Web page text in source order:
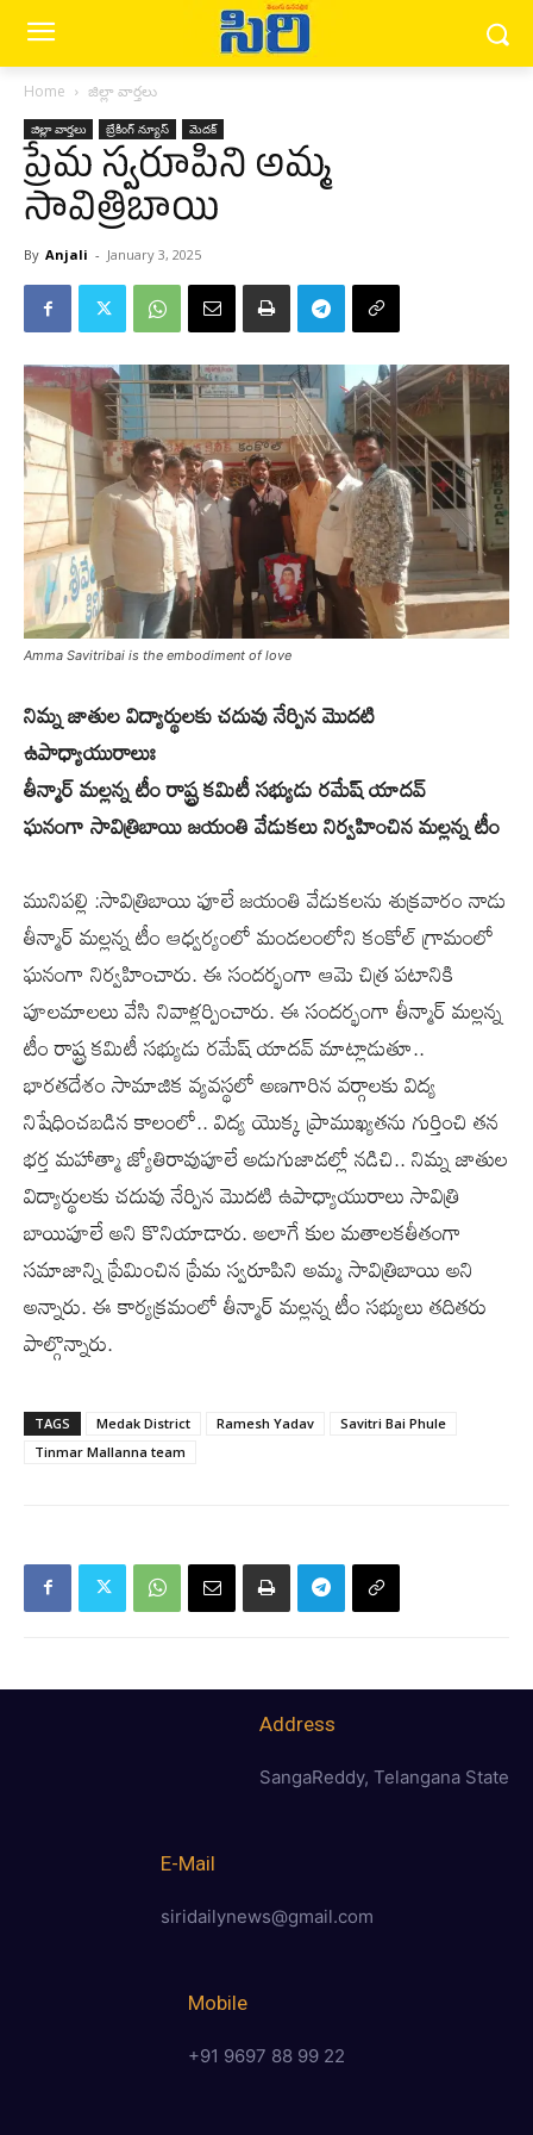
Home జిల్లా వార్త‌లు
జిల్లా వార్త‌లు బ్రేకింగ్ న్యూస్‌ మెద‌క్
ప్రేమ స్వరూపిని అమ్మ
సావిత్రిబాయి
By Anjali - January 3, 2025
Amma Savitribai is the embodiment of love
నిమ్న జాతుల విద్యార్థులకు చదువు నేర్పిన మొదటి
ఉపాధ్యాయురాలుః
తీన్మార్ మల్లన్న టీం రాష్ట్ర క‌మిటీ స‌భ్యుడు ర‌మేష్ యాద‌వ్
ఘనంగా సావిత్రిబాయి జయంతి వేడుకలు నిర్వ‌హించిన మ‌ల్ల‌న్న టీం
మునిపల్లి :సావిత్రిబాయి ఫూలే జయంతి వేడుకలను శుక్రవారం నాడు
తీన్మార్ మల్లన్న టీం ఆధ్వర్యంలో మండలంలోని కంకోల్ గ్రామంలో
ఘనంగా నిర్వహించారు. ఈ సందర్భంగా ఆమె చిత్ర పటానికి
పూలమాలలు వేసి నివాళ్లర్పించారు. ఈ సందర్భంగా తీన్మార్ మల్లన్న
టీం రాష్ట్ర కమిటీ సభ్యుడు రమేష్ యాదవ్ మాట్లాడుతూ..
భారతదేశం సామాజిక వ్యవస్థలో అణగారిన వర్గాలకు విద్య
నిషేధించబడిన కాలంలో.. విద్య యొక్క ప్రాముఖ్యతను గుర్తించి తన
భర్త మహాత్మా జ్యోతిరావుపూలే అడుగుజాడల్లో నడిచి.. నిమ్న జాతుల
విద్యార్థులకు చదువు నేర్పిన మొదటి ఉపాధ్యాయురాలు సావిత్రి
బాయిపూలే అని కొనియాడారు. అలాగే కుల మతాలకతీతంగా
సమాజాన్ని ప్రేమించిన ప్రేమ స్వరూపిని అమ్మ సావిత్రిబాయి అని
అన్నారు. ఈ కార్యక్రమంలో తీన్మార్ మల్లన్న టీం సభ్యులు తదితరు
పాల్గొన్నారు.
TAGS Medak District Ramesh Yadav
Savitri Bai Phule
Tinmar Mallanna team
Address
SangaReddy, Telangana State
E-Mail
siridailynews@gmail.com
Mobile
+91 9697 88 99 22